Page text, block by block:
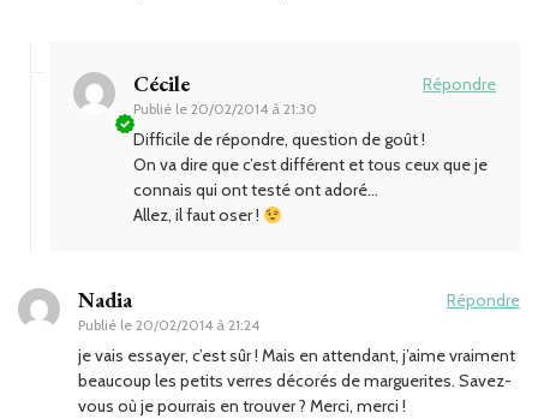
Cécile
Publié le 20/02/2014 à 21:30
Répondre
Difficile de répondre, question de goût !
On va dire que c’est différent et tous ceux que je
connais qui ont testé ont adoré…
Allez, il faut oser !
Nadia
Publié le 20/02/2014 à 21:24
Répondre
je vais essayer, c’est sûr ! Mais en attendant, j’aime vraiment
beaucoup les petits verres décorés de marguerites. Savez-
vous où je pourrais en trouver ? Merci, merci !